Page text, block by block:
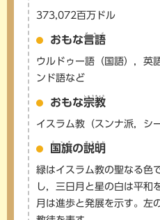
373,072百万ドル
おもな言語
げんご
ウルドゥー語（国語），英
ンド語など
おもな宗教
しゅうきょう
イスラム教（スンナ派，シ
国旗
こっき
の説明
せつめい
緑はイスラム教の聖なる色
し，三日月と星の白は平和
月は進歩と発展を示す。左